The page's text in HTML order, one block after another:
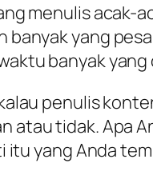
menulis acak-
yang
banyak yang
penulis
atau tidak. Apa
yang Anda